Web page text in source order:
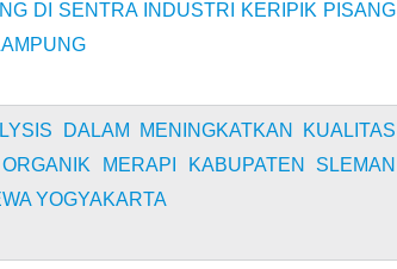
DI SENTRA INDUSTRI KERIPIK PISANG
DALAM MENINGKATKAN KUALITAS
MERAPI KABUPATEN SLEMAN
YOGYAKARTA